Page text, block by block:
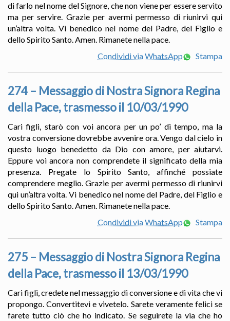
di farlo nel nome del Signore, che non viene per essere servito
ma per servire. Grazie per avermi permesso di riunirvi qui
un’altra volta. Vi benedico nel nome del Padre, del Figlio e
dello Spirito Santo. Amen. Rimanete nella pace.
Condividi via WhatsApp
Stampa
274 – Messaggio di Nostra Signora Regina
della Pace, trasmesso il 10/03/1990
Cari figli, starò con voi ancora per un po’ di tempo, ma la
vostra conversione dovrebbe avvenire ora. Vengo dal cielo in
questo luogo benedetto da Dio con amore, per aiutarvi.
Eppure voi ancora non comprendete il significato della mia
presenza. Pregate lo Spirito Santo, affinché possiate
comprendere meglio. Grazie per avermi permesso di riunirvi
qui un’altra volta. Vi benedico nel nome del Padre, del Figlio e
dello Spirito Santo. Amen. Rimanete nella pace.
Condividi via WhatsApp
Stampa
275 – Messaggio di Nostra Signora Regina
della Pace, trasmesso il 13/03/1990
Cari figli, credete nel messaggio di conversione e di vita che vi
propongo. Convertitevi e vivetelo. Sarete veramente felici se
farete tutto ciò che ho indicato. Se seguirete la via che ho